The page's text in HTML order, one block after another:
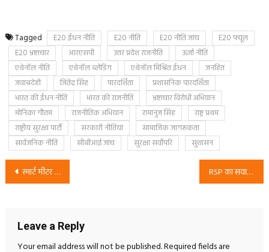
Tagged E20 ईंधन नीति E20 नीति E20 नीति जांच
E20 फ्यूल
E20 भ्रष्टाचार
आरएसपी उत्तर प्रदेश राजनीति
ऊर्जा नीति
एथेनॉल नीति
एथेनॉल ब्लेंडिंग एथेनॉल मिश्रित ईंधन
जनहित
जवाबदेही
जितेंद्र सिंह पारदर्शिता
प्रशासनिक पारदर्शिता
भारत की ईंधन नीति
भारत की राजनीति
भ्रष्टाचार विरोधी अभियान
मोनिका गौतम
राजनीतिक अभियान रामानुज सिंह
राष्ट्र प्रथम
राष्ट्रीय सुरक्षा पार्टी
सरकारी नीतियां
सामाजिक जागरूकता
सार्वजनिक नीति
सीबीआई जांच सुरक्षा सर्वोपरि सुशासन
Post
स्मार्ट मीटर के नाम पर भ्रष्टाचार? | राष्ट्रीय सुरक्षा पार्टी (RSP) की पारदर्शी जांच और जवाबदेही की मांग RSP का सवाल: प्राइवेट स्कूल और कॉलेज में मुफ्त शिक्षा कब होगी?
Leave a Reply
Your email address will not be published.Required fields are